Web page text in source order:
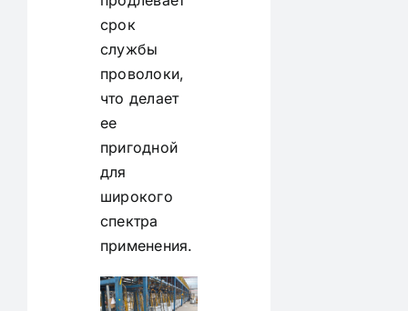
срок
службы
проволоки,
что делает
ее
пригодной
для
широкого
спектра
применения.